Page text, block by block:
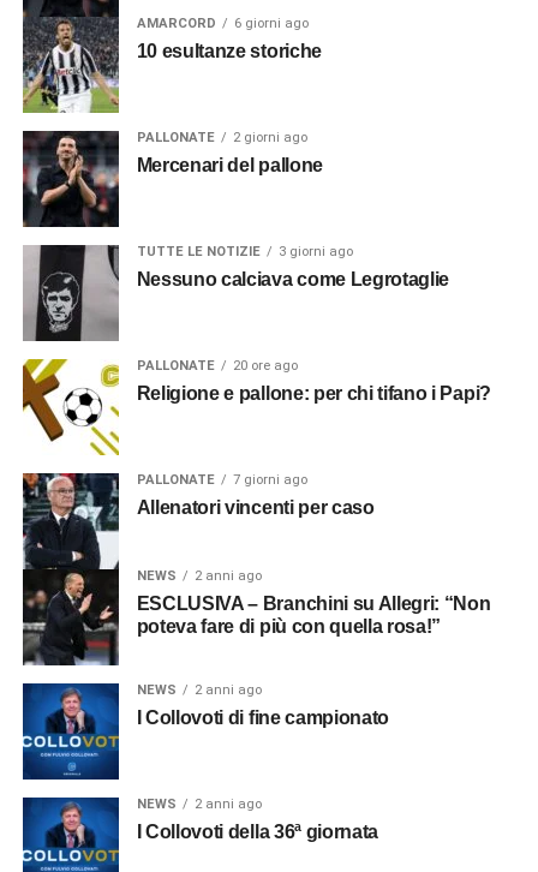
AMARCORD 6 giorni ago
10 esultanze storiche
PALLONATE 2 giorni ago
Mercenari del pallone
TUTTE LE NOTIZIE 3 giorni ago
Nessuno calciava come Legrotaglie
PALLONATE 20 ore ago
Religione e pallone: per chi tifano i Papi?
PALLONATE 7 giorni ago
Allenatori vincenti per caso
NEWS 2 anni ago
ESCLUSIVA – Branchini su Allegri: “Non
poteva fare di più con quella rosa!”
NEWS 2 anni ago
I Collovoti di fine campionato
NEWS 2 anni ago
I Collovoti della 36ª giornata